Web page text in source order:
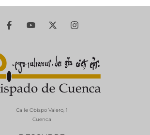
Calle Obispo Valero, 1
Cuenca